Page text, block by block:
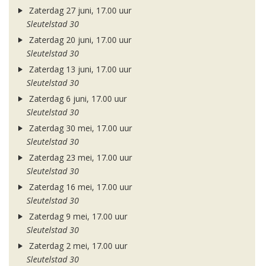
Zaterdag 27 juni, 17.00 uur
Sleutelstad 30
Zaterdag 20 juni, 17.00 uur
Sleutelstad 30
Zaterdag 13 juni, 17.00 uur
Sleutelstad 30
Zaterdag 6 juni, 17.00 uur
Sleutelstad 30
Zaterdag 30 mei, 17.00 uur
Sleutelstad 30
Zaterdag 23 mei, 17.00 uur
Sleutelstad 30
Zaterdag 16 mei, 17.00 uur
Sleutelstad 30
Zaterdag 9 mei, 17.00 uur
Sleutelstad 30
Zaterdag 2 mei, 17.00 uur
Sleutelstad 30